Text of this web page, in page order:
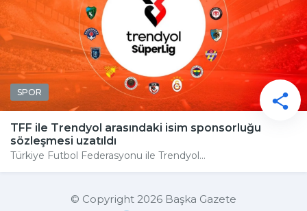
SPOR
TFF ile Trendyol arasındaki isim sponsorluğu
sözleşmesi uzatıldı
Türkiye Futbol Federasyonu ile Trendyol...
© Copyright 2026 Başka Gazete